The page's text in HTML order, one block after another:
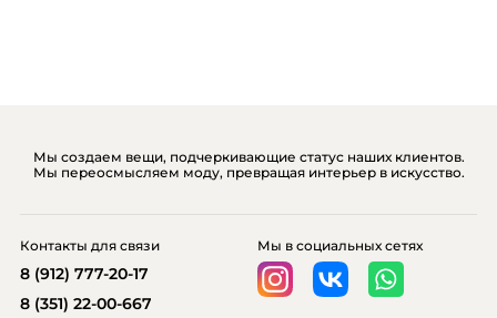
Мы создаем вещи, подчеркивающие статус наших клиентов.
Мы переосмысляем моду, превращая интерьер в искусство.
Мы в социальных сетях
Контакты для связи
8 (912) 777-20-17
8 (351) 22-00-667